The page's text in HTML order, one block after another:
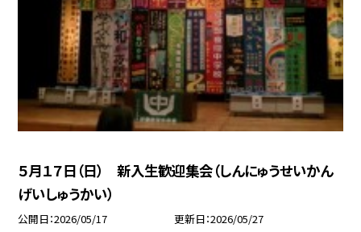
５月１７日（日） 新入生歓迎集会（しんにゅうせいかん
げいしゅうかい）
公開日 2026/05/17 更新日 2026/05/27